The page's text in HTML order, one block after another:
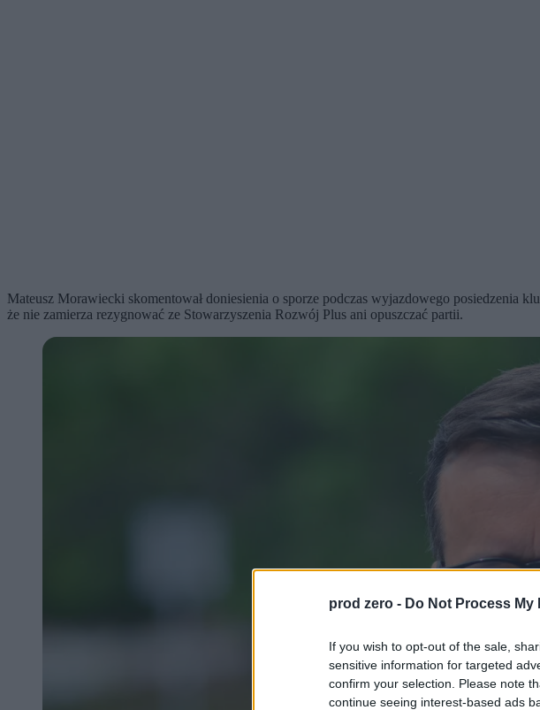
prod zero - Do Not Process
If you wish to opt-out of the sale,
sensitive information for targeted
confirm your selection. Please note
continue seeing interest-based ads
Mateusz Morawiecki skomentował doniesienia o sporze podczas wyjazdowego posiedzenia
że nie zamierza rezygnować ze Stowarzyszenia Rozwój Plus ani opuszczać partii.